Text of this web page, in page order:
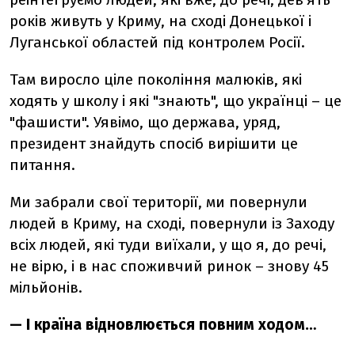
років живуть у Криму, на сході Донецької і
Луганської областей під контролем Росії.
Там виросло ціле покоління малюків, які
ходять у школу і які "знають", що українці – це
"фашисти". Уявімо, що держава, уряд,
президент знайдуть спосіб вирішити це
питання.
Ми забрали свої території, ми повернули
людей в Криму, на сході, повернули із Заходу
всіх людей, які туди виїхали, у що я, до речі,
не вірю, і в нас споживчий ринок – знову 45
мільйонів.
— І країна відновлюється повним ходом…